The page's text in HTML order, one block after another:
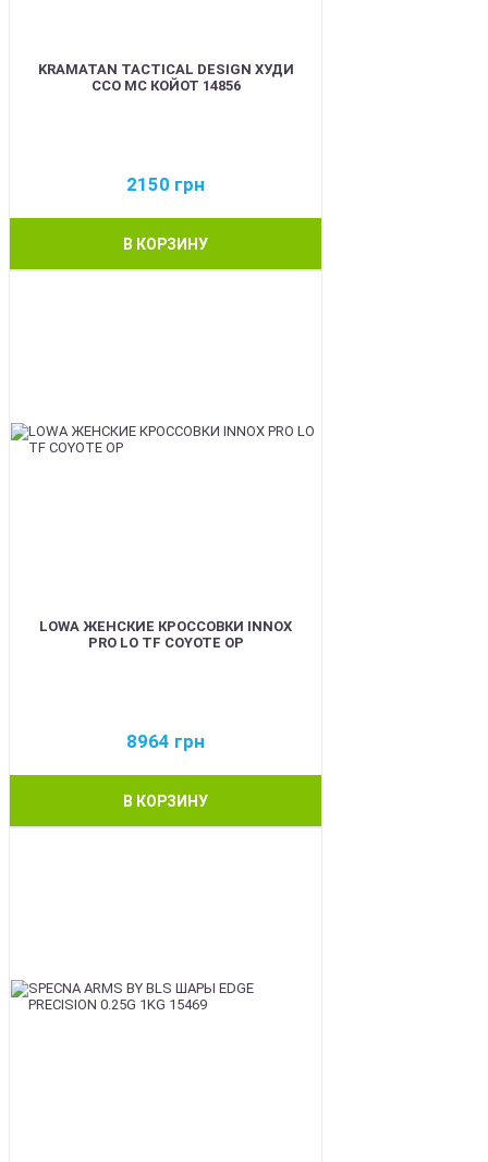
KRAMATAN TACTICAL DESIGN ХУДИ
ССО МС КОЙОТ 14856
2150 грн
В КОРЗИНУ
LOWA ЖЕНСКИЕ КРОССОВКИ INNOX
PRO LO TF COYOTE OP
8964 грн
В КОРЗИНУ